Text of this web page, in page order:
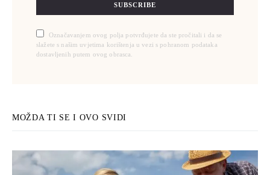
SUBSCRIBE
Označavanjem ovog polja potvrđujete da ste pročitali i da se
slažete s našim uvjetima korištenja u vezi s pohranom podataka
dostavljenih putem ovog obrasca.
MOŽDA TI SE I OVO SVIDI